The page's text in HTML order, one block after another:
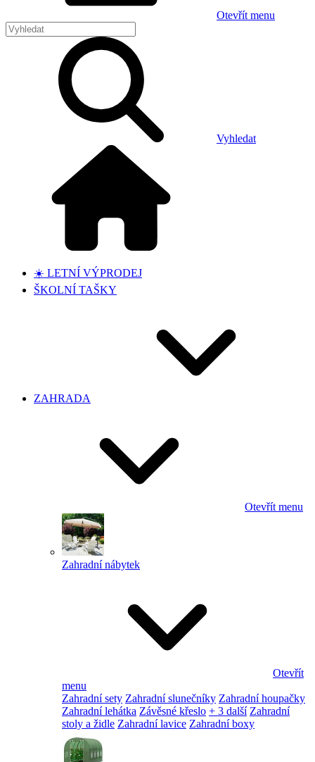
Otevřít menu
Vyhledat
☀️ LETNÍ VÝPRODEJ
ŠKOLNÍ TAŠKY
ZAHRADA
Otevřít menu
Zahradní nábytek
Otevřít
menu
Zahradní sety Zahradní slunečníky Zahradní houpačky
Zahradní lehátka Závěsné křeslo + 3 další Zahradní
stoly a židle Zahradní lavice Zahradní boxy